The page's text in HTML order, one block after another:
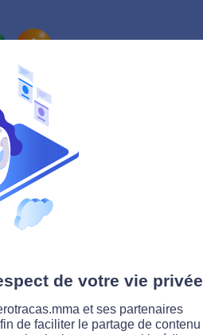
de votre vie privée
et ses partenaires
de faciliter le partage de contenu